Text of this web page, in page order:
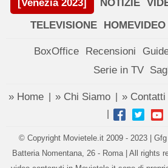
[Venezia 2023] NOTIZIE
TELEVISIONE
HOMEVIDEO
BoxOffice Recensioni
Serie in TV
» Home » Chi Siamo » Contatti
© Copyright Movietele.it 2009 - 2023 |
Batteria Nomentana, 26 - Roma | All rights